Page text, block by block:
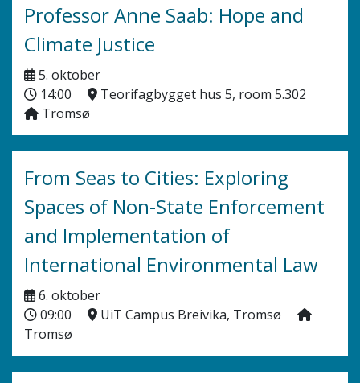
Professor Anne Saab: Hope and
Climate Justice
5. oktober
14:00
Teorifagbygget hus 5, room 5.302
Tromsø
From Seas to Cities: Exploring
Spaces of Non-State Enforcement
and Implementation of
International Environmental Law
6. oktober
09:00
UiT Campus Breivika, Tromsø
Tromsø